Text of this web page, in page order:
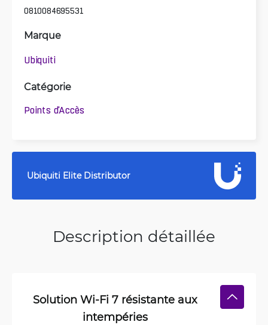
0810084695531
Marque
Ubiquiti
Catégorie
Points d'Accès
Ubiquiti Elite Distributor
Description détaillée
Solution Wi-Fi 7 résistante aux
intempéries